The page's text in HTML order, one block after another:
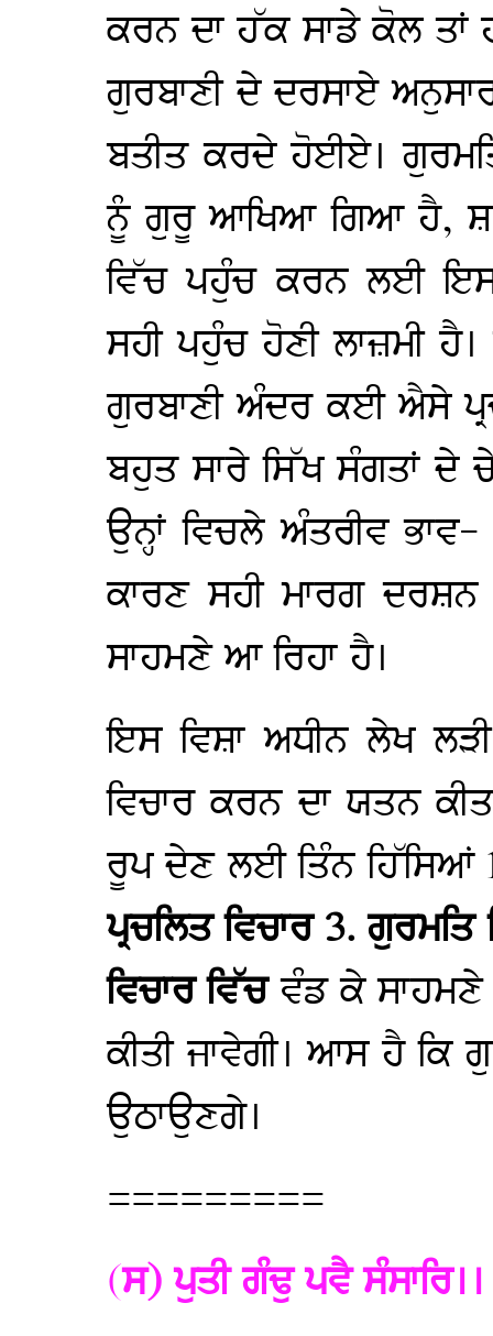
ਕਰਨ ਦਾ ਹੱਕ ਸਾਡੇ ਕੋਲ ਤਾਂ
ਗੁਰਬਾਣੀ ਦੇ ਦਰਸਾਏ
ਬਤੀਤ ਕਰਦੇ ਹੋਈਏ।
ਨੂੰ ਗੁਰੂ ਆਖਿਆ ਗਿਆ ਹੈ,
ਵਿੱਚ ਪਹੁੰਚ ਕਰਨ ਲਈ
ਸਹੀ ਪਹੁੰਚ ਹੋਣੀ ਲਾਜ਼ਮੀ
ਗੁਰਬਾਣੀ ਅੰਦਰ ਕਈ ਐਸੇ
ਬਹੁਤ ਸਾਰੇ ਸਿੱਖ ਸੰਗਤਾਂ ਦੇ
ਉਨ੍ਹਾਂ ਵਿਚਲੇ ਅੰਤਰੀਵ
ਕਾਰਣ ਸਹੀ ਮਾਰਗ
ਸਾਹਮਣੇ ਆ ਰਿਹਾ ਹੈ।
ਇਸ ਵਿਸ਼ਾ ਅਧੀਨ ਲੇਖ
ਵਿਚਾਰ ਕਰਨ ਦਾ ਯਤਨ
ਰੂਪ ਦੇਣ ਲਈ ਤਿੰਨ ਹਿੱਸਿਆਂ
ਪ੍ਰਚਲਿਤ ਵਿਚਾਰ 3.
ਵਿਚਾਰ ਵਿੱਚਵੰਡ ਕੇ
ਕੀਤੀ ਜਾਵੇਗੀ। ਆਸ ਹੈ ਕਿ
ਉਠਾਉਣਗੇ।
=========
(ਸ) ਪੁਤੀ ਗੰਢੁ ਪਵੈ ਸੰਸਾਰਿ।।